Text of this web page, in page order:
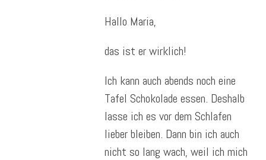
Hallo Maria,
das ist er wirklich!
Ich kann auch abends noch eine
Tafel Schokolade essen. Deshalb
lasse ich es vor dem Schlafen
lieber bleiben. Dann bin ich auch
nicht so lang wach, weil ich mich